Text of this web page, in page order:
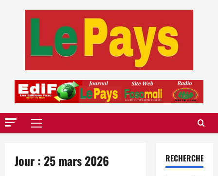
Menu
Jour : 25 mars 2026 RECHERCHER